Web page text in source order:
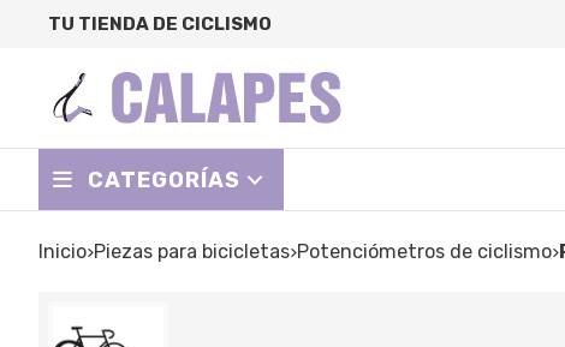
TU TIENDA DE CICLISMO
CATEGORÍAS
Inicio piezas para bicicletas potenciómetros de ciclismo